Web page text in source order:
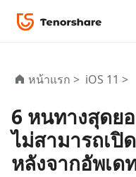
ReiBoot
for iOS
หน้าแรก > iOS 11 >
6 หนทางสุดย
ไม่สามารถเปิ
หลังจากอัพเด